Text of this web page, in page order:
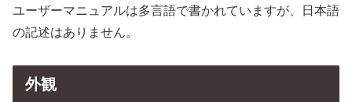
ユーザーマニュアルは多言語で書かれていますが、日本語
の記述はありません。
外観